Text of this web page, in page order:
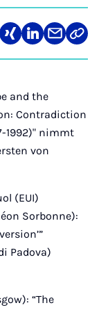
Teilen
auf
Teilen
auf
Teilen
über
Link
and the
Contradiction
1992)" nimmt
von
(EUI)
Sorbonne):
Padova)
“The